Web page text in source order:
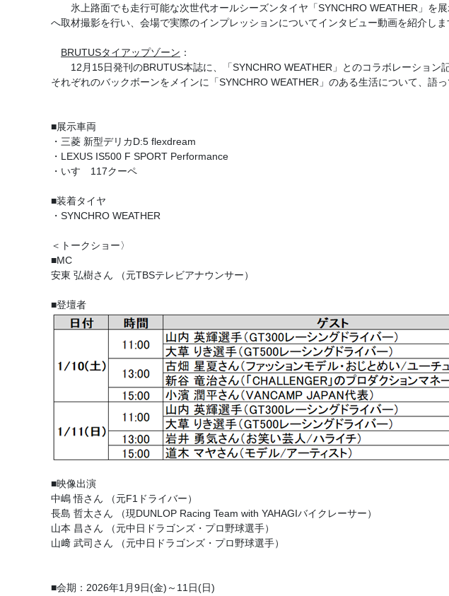
氷上路面でも走行可能な次世代オールシーズンタイヤ「SYNCHRO WEATHER」を
へ取材撮影を行い、会場で実際のインプレッションについてインタビュー動画を紹介しま
BRUTUSタイアップゾーン ：
12月15日発刊のBRUTUS本誌に、「SYNCHRO WEATHER」とのコラボレーション
それぞれのバックボーンをメインに「SYNCHRO WEATHER」のある生活について、語っ
■展示車両
・三菱 新型デリカD:5 flexdream
・LEXUS IS500 F SPORT Performance
・いすゞ117クーペ
■装着タイヤ
・SYNCHRO WEATHER
＜トークショー〉
■MC
安東 弘樹さん （元TBSテレビアナウンサー）
■登壇者
■映像出演
中嶋 悟さん （元F1ドライバー）
長島 哲太さん （現DUNLOP Racing Team with YAHAGIバイクレーサー）
山本 昌さん （元中日ドラゴンズ・プロ野球選手）
山﨑 武司さん （元中日ドラゴンズ・プロ野球選手）
■会期：2026年1月9日(金)～11日(日)